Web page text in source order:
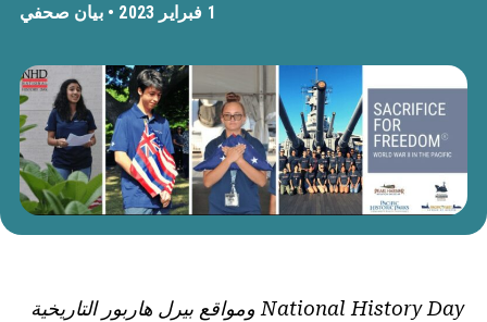
1 فبراير 2023 • بيان صحفي
National History Day ومواقع بيرل هاربور التاريخية